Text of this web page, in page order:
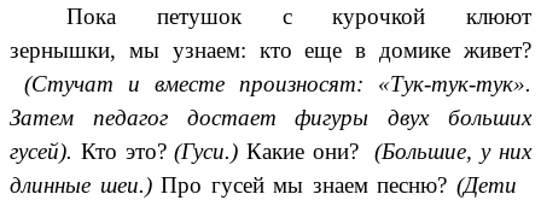
Пока петушок с курочкой клюют
зернышки, мы узнаем: кто еще в домике живет?
(Стучат и вместе произносят: «Тук-тук-тук».
Затем педагог достает фигуры двух больших
гусей). Кто это?(Гуси.)Какие они?(Большие, у них
длинные шеи.) Про гусей мы знаем песню? (Дети